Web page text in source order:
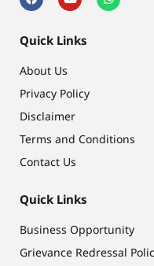
Quick Links
About Us
Privacy Policy
Disclaimer
Terms and Conditions
Contact Us
Quick Links
Business Opportunity
Grievance Redressal